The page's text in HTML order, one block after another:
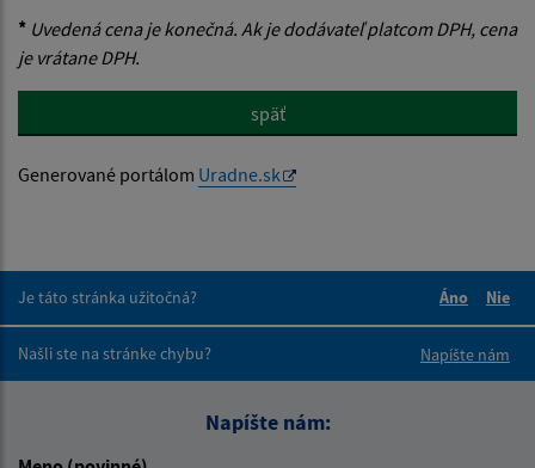
* Uvedená cena je konečná. Ak je dodávateľ platcom DPH, cena
je vrátane DPH.
späť
Generované portálom Uradne.sk
Je táto stránka užitočná?
Áno
Nie
Našli ste na stránke chybu?
Napíšte nám
Napíšte nám: